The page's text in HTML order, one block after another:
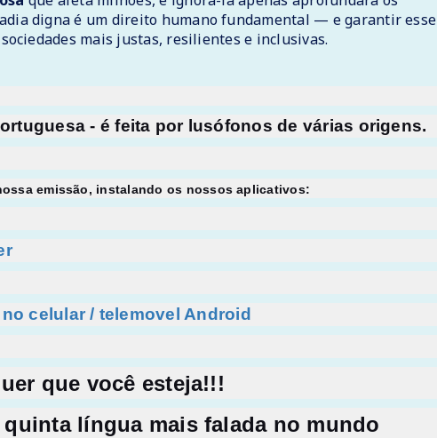
digna é um direito humano fundamental — e garantir esse
mais justas, resilientes e inclusivas.
- é feita por lusófonos de várias origens.
emissão, instalando os nossos aplicativos:
celular / telemovel Android
que você esteja!!!
língua mais falada no mundo